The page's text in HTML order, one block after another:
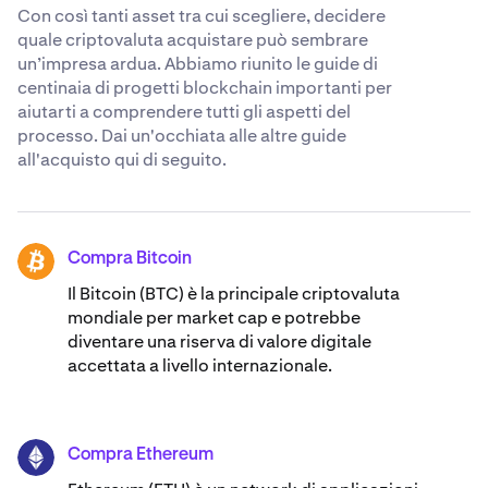
Con così tanti asset tra cui scegliere, decidere
quale criptovaluta acquistare può sembrare
un’impresa ardua. Abbiamo riunito le guide di
centinaia di progetti blockchain importanti per
aiutarti a comprendere tutti gli aspetti del
processo. Dai un'occhiata alle altre guide
all'acquisto qui di seguito.
BTC Compra Bitcoin
Il Bitcoin (BTC) è la principale criptovaluta
mondiale per market cap e potrebbe
diventare una riserva di valore digitale
accettata a livello internazionale.
ETH Compra Ethereum